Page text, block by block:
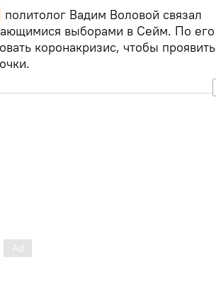
политолог Вадим Воловой связал
выборами в Сейм. По его
коронакризис, чтобы проявить